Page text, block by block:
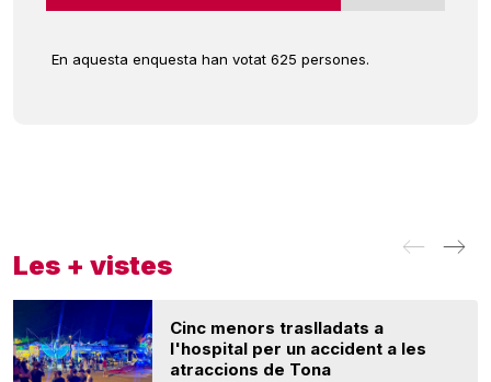
En aquesta enquesta han votat 625 persones.
Les + vistes
Cinc menors traslladats a
l'hospital per un accident a les
atraccions de Tona